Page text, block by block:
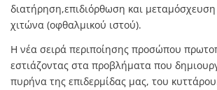
διατήρηση,επιδιόρθωση και μεταμόσχευση
χιτώνα (οφθαλμικού ιστού).
Η νέα σειρά περιποίησης προσώπου
εστιάζοντας στα προβλήματα που
πυρήνα της επιδερμίδας μας, του